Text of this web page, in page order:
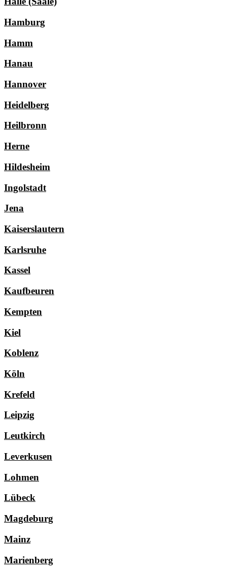
Hamburg
Hamm
Hanau
Hannover
Heidelberg
Heilbronn
Herne
Hildesheim
Ingolstadt
Jena
Kaiserslautern
Karlsruhe
Kassel
Kaufbeuren
Kempten
Kiel
Koblenz
Köln
Krefeld
Leipzig
Leutkirch
Leverkusen
Lohmen
Lübeck
Magdeburg
Mainz
Marienberg